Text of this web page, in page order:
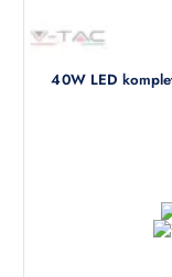
40W LED